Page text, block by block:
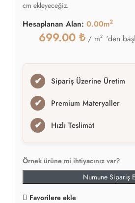
cm ekleyeceğiz.
Hesaplanan Alan: 0.00m2
699.00 ₺ / m2 'den
✔ Sipariş Üzerine Üretim
✔ Premium Materyaller
✔ Hızlı Teslimat
Örnek ürüne mi ihtiyacınız var?
Numune Sipariş
Favorilere ekle